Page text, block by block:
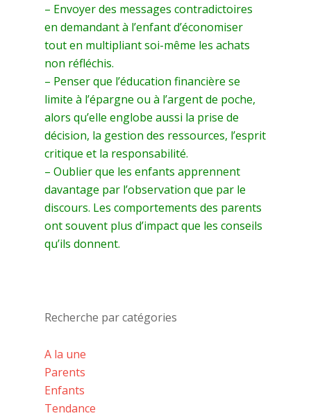
– Envoyer des messages contradictoires
en demandant à l’enfant d’économiser
tout en multipliant soi-même les achats
non réfléchis.
– Penser que l’éducation financière se
limite à l’épargne ou à l’argent de poche,
alors qu’elle englobe aussi la prise de
décision, la gestion des ressources, l’esprit
critique et la responsabilité.
– Oublier que les enfants apprennent
davantage par l’observation que par le
discours. Les comportements des parents
ont souvent plus d’impact que les conseils
qu’ils donnent.
Recherche par catégories
A la une
Parents
Enfants
Tendance